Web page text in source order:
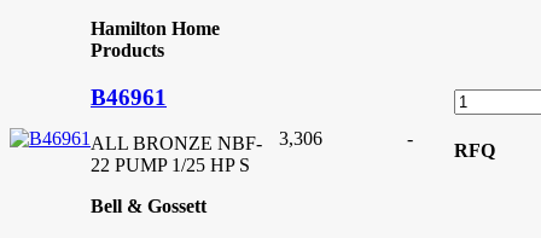
Hamilton Home
Products
B46961
ALL BRONZE NBF-
22 PUMP 1/25 HP S
Bell & Gossett
3,306 -
RFQ